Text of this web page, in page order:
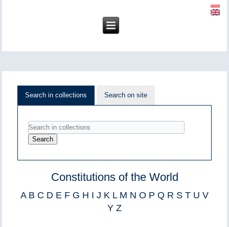
Search in collections Search on site
Constitutions of the World
A B C D E F G H I J K L M N O P Q R S T U V
Y Z